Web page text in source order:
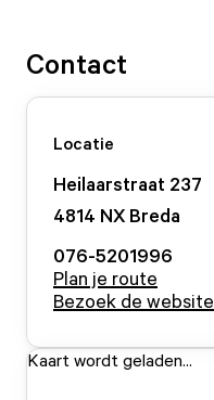
Contact
Locatie
Heilaarstraat 237
4814 NX Breda
076-5201996
Plan je route
Bezoek de website
Kaart wordt geladen...